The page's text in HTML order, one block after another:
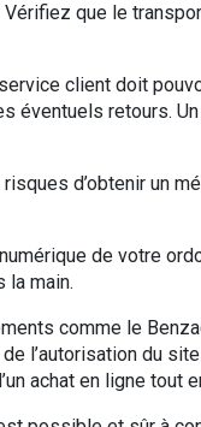
que le
client doit
retours.
d’obtenir un
de votre
la main.
comme le
de l’autorisation du
achat en ligne tout